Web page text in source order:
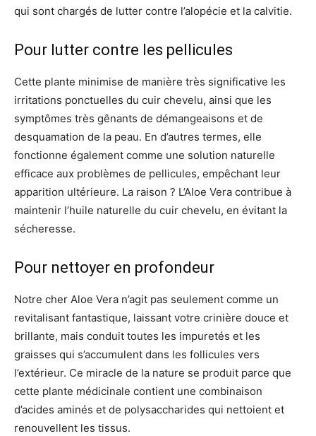
qui sont chargés de lutter contre l’alopécie et la calvitie.
Pour lutter contre les pellicules
Cette plante minimise de manière très significative les
irritations ponctuelles du cuir chevelu, ainsi que les
symptômes très gênants de démangeaisons et de
desquamation de la peau. En d’autres termes, elle
fonctionne également comme une solution naturelle
efficace aux problèmes de pellicules, empêchant leur
apparition ultérieure. La raison ? L’Aloe Vera contribue à
maintenir l’huile naturelle du cuir chevelu, en évitant la
sécheresse.
Pour nettoyer en profondeur
Notre cher Aloe Vera n’agit pas seulement comme un
revitalisant fantastique, laissant votre crinière douce et
brillante, mais conduit toutes les impuretés et les
graisses qui s’accumulent dans les follicules vers
l’extérieur. Ce miracle de la nature se produit parce que
cette plante médicinale contient une combinaison
d’acides aminés et de polysaccharides qui nettoient et
renouvellent les tissus.